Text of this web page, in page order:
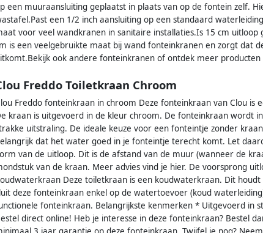
een muuraansluiting geplaatst in plaats van op de fontein zelf.
een 1/2 inch aansluiting op een standaard
voor veel wandkranen in sanitaire installaties.Is 15 cm uitloop
is een veelgebruikte maat bij wand fonteinkranen en zorgt dat
ook andere fonteinkranen of ontdek meer producten
Freddo Toiletkraan Chroom
Freddo fonteinkraan in chroom Deze fonteinkraan van Clou
kraan is uitgevoerd in de kleur chroom. De fonteinkraan wordt
uitstraling. De ideale keuze voor een fonteintje zonder
dat het water goed in je fonteintje terecht komt. Let
van de uitloop. Dit is de afstand van de muur (wanneer de
van de kraan. Meer advies vind je hier. De voorsprong
Deze toiletkraan is een koudwaterkraan. Dit
deze fonteinkraan enkel op de watertoevoer (koud
fonteinkraan. Belangrijkste kenmerken * Uitgevoerd in
direct online! Heb je interesse in deze fonteinkraan? Bestel